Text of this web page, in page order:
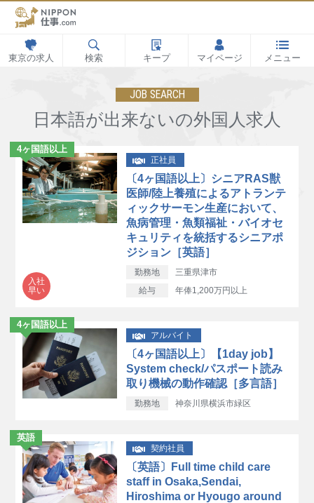
東京の求人 検索 キープ マイページ メニュー
JOB SEARCH
日本語が出来ないの外国人求人
4ヶ国語以上
入社
早い
正社員
〔4ヶ国語以上〕シニアRAS獣
医師/陸上養殖によるアトランテ
ィックサーモン生産において、
魚病管理・魚類福祉・バイオセ
キュリティを統括するシニアポ
ジション［英語］
勤務地
三重県津市
給与
年俸1,200万円以上
4ヶ国語以上
アルバイト
〔4ヶ国語以上〕【1day job】
System check/パスポート読み
取り機械の動作確認［多言語］
勤務地 神奈川県横浜市緑区
英語
契約社員
〔英語〕Full time child care
staff in Osaka,Sendai,
Hiroshima or Hyougo around